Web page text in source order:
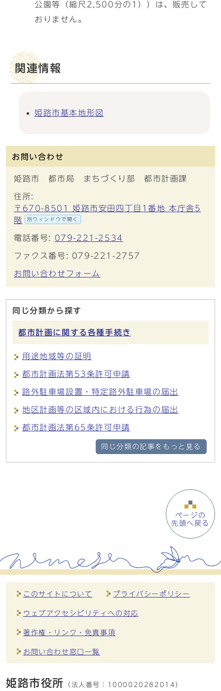
公園等（縮尺2,500分の1））は、販売して
おりません。
関連情報
姫路市基本地形図
お問い合わせ
姫路市 都市局 まちづくり部 都市計画課
住所:
〒670-8501 姫路市安田四丁目1番地 本庁舎5
階
別ウィンドウで開く
電話番号: 079-221-2534
ファクス番号: 079-221-2757
お問い合わせフォーム
同じ分類から探す
都市計画に関する各種手続き
用途地域等の証明
都市計画法第53条許可申請
路外駐車場設置・特定路外駐車場の届出
地区計画等の区域内における行為の届出
都市計画法第65条許可申請
同じ分類の記事をもっと見る
ページの
先頭へ戻る
このサイトについて プライバシーポリシー
ウェブアクセシビリティへの対応
著作権・リンク・免責事項
お問い合わせ窓口一覧
姫路市役所 （法人番号： 1000020282014）